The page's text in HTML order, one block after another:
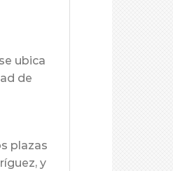
ubica
de
plazas
y